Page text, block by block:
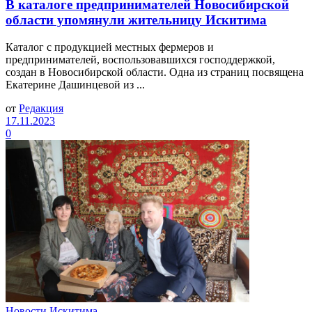
В каталоге предпринимателей Новосибирской
области упомянули жительницу Искитима
Каталог с продукцией местных фермеров и
предпринимателей, воспользовавшихся господдержкой,
создан в Новосибирской области. Одна из страниц посвящена
Екатерине Дашинцевой из ...
от Редакция
17.11.2023
0